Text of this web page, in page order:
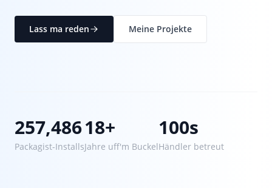
Lass ma reden Meine Projekte
257,486
Packagist-Installs
18+
Jahre uff'm Buckel
100s
Händler betreut